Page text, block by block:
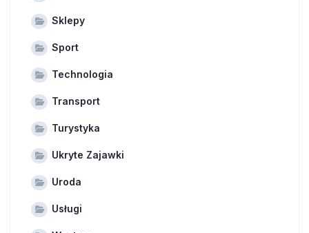
Sklepy
Sport
Technologia
Transport
Turystyka
Ukryte Zajawki
Uroda
Usługi